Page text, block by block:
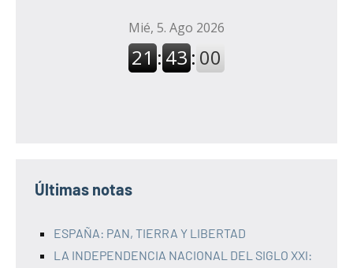
Últimas notas
ESPAÑA: PAN, TIERRA Y LIBERTAD
LA INDEPENDENCIA NACIONAL DEL SIGLO XXI: